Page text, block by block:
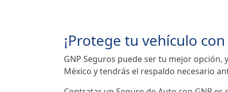
¡Protege tu vehículo
GNP Seguros puede ser tu mejor
México y tendrás el respaldo necesario